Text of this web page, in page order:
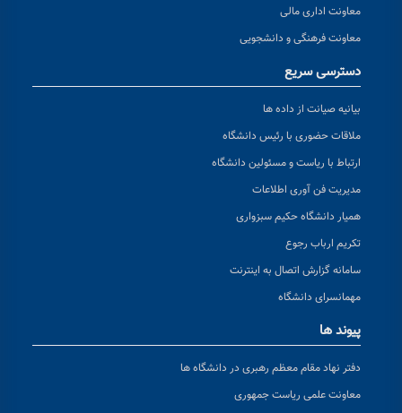
معاونت اداری مالی
معاونت فرهنگی و دانشجویی
دسترسی سریع
بیانیه صیانت از داده ها
ملاقات حضوری با رئیس دانشگاه
ارتباط با ریاست و مسئولین دانشگاه
مدیریت فن آوری اطلاعات
همیار دانشگاه حکیم سبزواری
تکریم ارباب رجوع
سامانه گزارش اتصال به اینترنت
مهمانسرای دانشگاه
پیوند ها
دفتر نهاد مقام معظم رهبری در دانشگاه ها
معاونت علمی ریاست جمهوری